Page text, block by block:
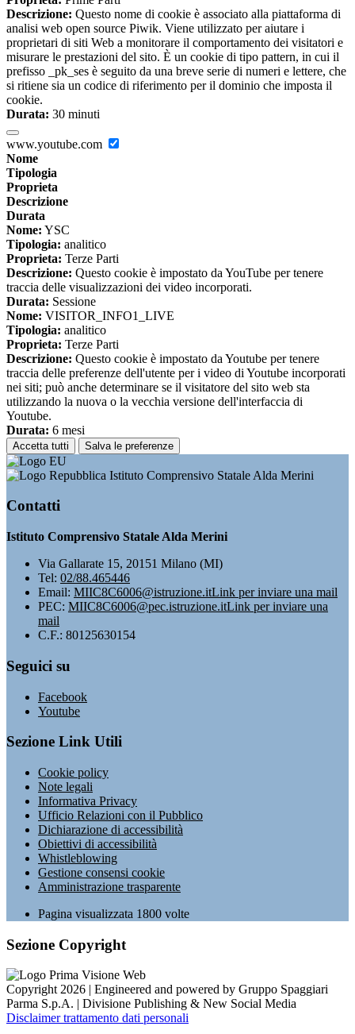
Descrizione: Questo nome di cookie è associato alla piattaforma di
analisi web open source Piwik. Viene utilizzato per aiutare i
proprietari di siti Web a monitorare il comportamento dei visitatori e
misurare le prestazioni del sito. È un cookie di tipo pattern, in cui il
prefisso _pk_ses è seguito da una breve serie di numeri e lettere, che
si ritiene sia un codice di riferimento per il dominio che imposta il
cookie.
Durata: 30 minuti
www.youtube.com
Nome
Tipologia
Proprieta
Descrizione
Durata
Nome: YSC
Tipologia: analitico
Proprieta: Terze Parti
Descrizione: Questo cookie è impostato da YouTube per tenere
traccia delle visualizzazioni dei video incorporati.
Durata: Sessione
Nome: VISITOR_INFO1_LIVE
Tipologia: analitico
Proprieta: Terze Parti
Descrizione: Questo cookie è impostato da Youtube per tenere
traccia delle preferenze dell'utente per i video di Youtube incorporati
nei siti; può anche determinare se il visitatore del sito web sta
utilizzando la nuova o la vecchia versione dell'interfaccia di
Youtube.
Durata: 6 mesi
Accetta tutti Salva le preferenze
Istituto Comprensivo Statale Alda Merini
Contatti
Istituto Comprensivo Statale Alda Merini
Via Gallarate 15, 20151 Milano (MI)
Tel: 02/88.465446
Email: MIIC8C6006@istruzione.itLink per inviare una mail
PEC: MIIC8C6006@pec.istruzione.itLink per inviare una
mail
C.F.: 80125630154
Seguici su
Facebook
Youtube
Sezione Link Utili
Cookie policy
Note legali
Informativa Privacy
Ufficio Relazioni con il Pubblico
Dichiarazione di accessibilità
Obiettivi di accessibilità
Whistleblowing
Gestione consensi cookie
Amministrazione trasparente
Pagina visualizzata 1800 volte
Sezione Copyright
Copyright 2026 | Engineered and powered by Gruppo Spaggiari
Parma S.p.A. | Divisione Publishing & New Social Media
Disclaimer trattamento dati personali